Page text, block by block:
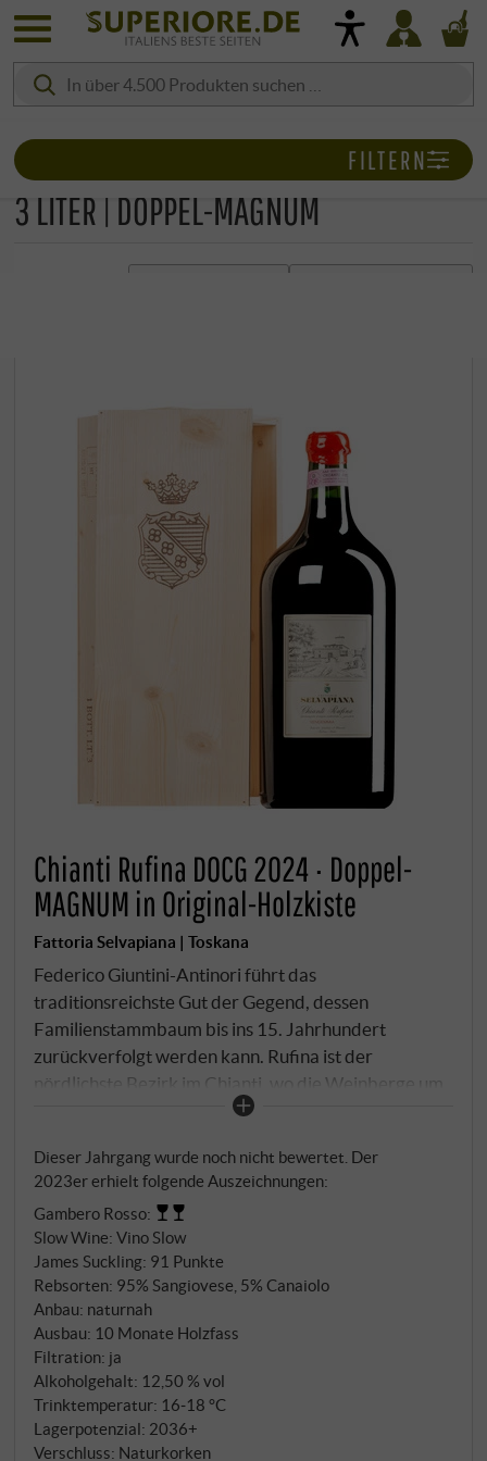
3 LITER | DOPPEL-MAGNUM
FILTERN
Chianti Rufina DOCG 2024 · Doppel-
MAGNUM in Original-Holzkiste
Fattoria Selvapiana | Toskana
Federico Giuntini-Antinori führt das
traditionsreichste Gut der Gegend, dessen
Familienstammbaum bis ins 15. Jahrhundert
zurückverfolgt werden kann. Rufina ist der
nördlichste Bezirk im Chianti, wo die Weinberge um
die Villa di Selvapiana und in den Lagen von San
gedeihen. Hauptsächlich Sangiovese mit kleinen
Zusätzen von Canaiolo, Colorino und Malvasia Nera
werden zwischen Ende September und Anfang
Oktober teils von Hand gelesen. Die spontane
Gärung erfolgt in Stahltanks bei 28-30°C mit 25-
tägiger Mazeration, die Reife dauert 12 Monate in
25-hl-Fässern aus französischer Eiche und
Betonbehältern.
Dieser Jahrgang wurde noch nicht bewertet. Der
2023er erhielt folgende Auszeichnungen:
Gambero Rosso:
Slow Wine: Vino Slow
James Suckling: 91 Punkte
Rebsorten: 95% Sangiovese, 5% Canaiolo
Anbau: naturnah
Ausbau: 10 Monate Holzfass
Filtration: ja
Alkoholgehalt: 12,50 % vol
Trinktemperatur: 16‑18 °C
Lagerpotenzial: 2036+
Verschluss: Naturkorken